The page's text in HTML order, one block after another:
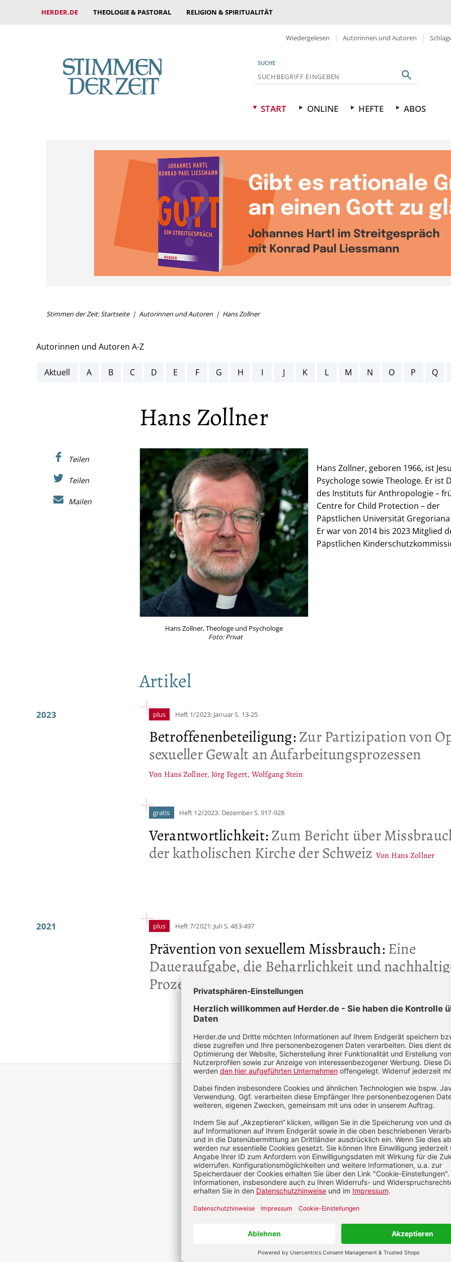
HERDER.DE THEOLOGIE & PASTORAL RELIGION & SPIRITUALITÄT
Wiedergelesen Autorinnen und Autoren
SUCHE
START ONLINE HEFTE ABOS
Stimmen der Zeit: Startseite Autorinnen und Autoren Hans Zollner
Autorinnen und Autoren A-Z
Aktuell A B C D E F G H I J K L M N O P Q
Hans Zollner
Hans Zollner, Theologe und Psychologe
Foto: Privat
Hans Zollner, geboren 1966, ist
Psychologe sowie Theologe. Er ist
des Instituts für Anthropologie –
Centre for Child Protection – der
Päpstlichen Universität
Er war von 2014 bis 2023 Mitglied
Päpstlichen
Teilen
Teilen
Mailen
Artikel
2023 plus Heft 1/2023: JanuarS. 13-25
Betroffenenbeteiligung:Zur Partizipation von
sexueller Gewalt an Aufarbeitungsprozessen
Von Hans Zollner, Jörg Fegert, Wolfgang Stein
gratis Heft 12/2023: DezemberS. 917-928
Verantwortlichkeit:Zum Bericht über
der katholischen Kirche der Schweiz Von Hans Zollner
2021 plus Heft 7/2021: JuliS. 483-497
Prävention von sexuellem Missbrauch:Eine
Daueraufgabe, die Beharrlichkeit und
Prozesse braucht
Von Hans Zollner, Jörg Fegert
Aktuelle Hefte